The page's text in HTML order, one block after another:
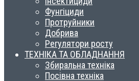
Фунгіциди
Протруйники
Добрива
Регулятори росту
ТЕХНІКА ТА ОБЛАДНАННЯ
Збиральна техніка
Посівна техніка